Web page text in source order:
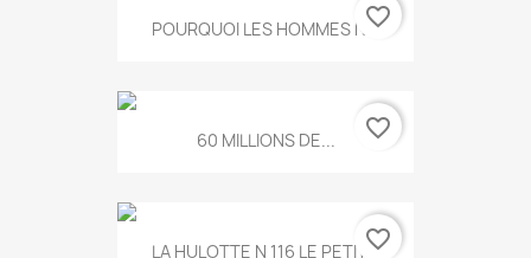
POURQUOI LES HOMMES N...favorite_border
60 MILLIONS DE... favorite_border
LA HULOTTE N 116 LE PETIT...favorite_border